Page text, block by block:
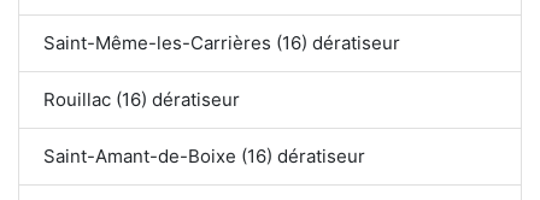
Saint-Même-les-Carrières (16) dératiseur
Rouillac (16) dératiseur
Saint-Amant-de-Boixe (16) dératiseur